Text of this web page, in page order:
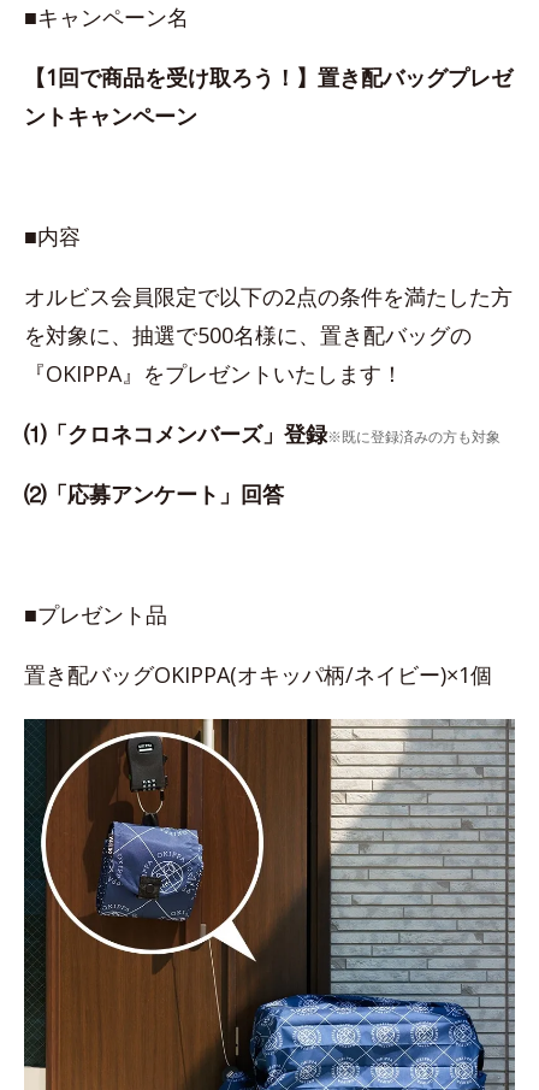
■キャンペーン名
【1回で商品を受け取ろう！】置き配バッグプレゼ
ントキャンペーン
■内容
オルビス会員限定で以下の2点の条件を満たした方
を対象に、抽選で500名様に、置き配バッグの
『OKIPPA』をプレゼントいたします！
⑴「クロネコメンバーズ」登録※既に登録済みの方も対象
⑵「応募アンケート」回答
■プレゼント品
置き配バッグOKIPPA(オキッパ柄/ネイビー)×1個